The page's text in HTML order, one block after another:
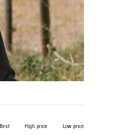
Best High price Low price